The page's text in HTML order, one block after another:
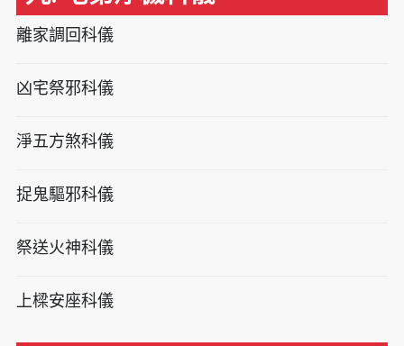
離家調回科儀
凶宅祭邪科儀
淨五方煞科儀
捉鬼驅邪科儀
祭送火神科儀
上樑安座科儀